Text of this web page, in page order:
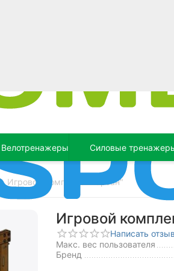
Велотренажеры Силовые
/ Игровой комплекс "Тарзан"
Игровой
Написать отзыв
Макс. вес пользователя
Бренд